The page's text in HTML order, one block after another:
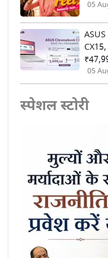
05
05
स्पेशल स्टोरी